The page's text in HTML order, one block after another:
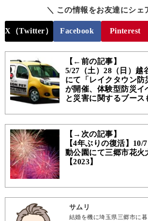
＼ この情報をお友達にシェ
X（Twitter） Facebook Pinterest
【←前の記事】
5/27（土）28（日）越
にて「レイクタウン防
が開催、体験型防災イ
と災害に関するブース
【→次の記事】
【4年ぶりの復活】10/
動公園にて三郷市花火
【2023】
サムリ
結婚を機に埼玉県三郷市に